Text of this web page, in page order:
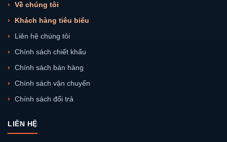
Về chúng tôi
Khách hàng tiêu biểu
Liên hệ chúng tôi
Chính sách chiết khấu
Chính sách bán hàng
Chính sách vận chuyển
Chính sách đổi trả
LIÊN HỆ